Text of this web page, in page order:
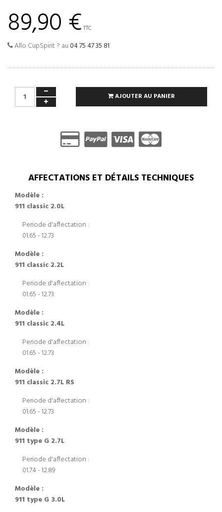
89,90 € TTC
Allo CupSpirit ? au 04 75 47 35 81
AJOUTER AU PANIER
AFFECTATIONS ET DÉTAILS TECHNIQUES
Modèle :
911 classic 2.0L
Periode d'affectation :
01.65 - 12.73
Modèle :
911 classic 2.2L
Periode d'affectation :
01.65 - 12.73
Modèle :
911 classic 2.4L
Periode d'affectation :
01.65 - 12.73
Modèle :
911 classic 2.7L RS
Periode d'affectation :
01.65 - 12.73
Modèle :
911 type G 2.7L
Periode d'affectation :
01.74 - 12.89
Modèle :
911 type G 3.0L